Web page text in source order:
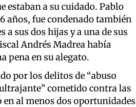
estaban a su cuidado. Pablo
años, fue condenado también
a sus dos hijas y a una de sus
Andrés Madrea había
pena en su alegato.
por los delitos de “abuso
cometido contra las
en al menos dos oportunidades